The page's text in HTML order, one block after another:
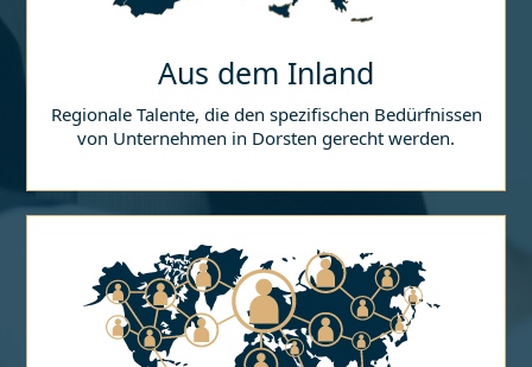
Aus dem Inland
Regionale Talente, die den spezifischen Bedürfnissen
von Unternehmen in Dorsten gerecht werden.